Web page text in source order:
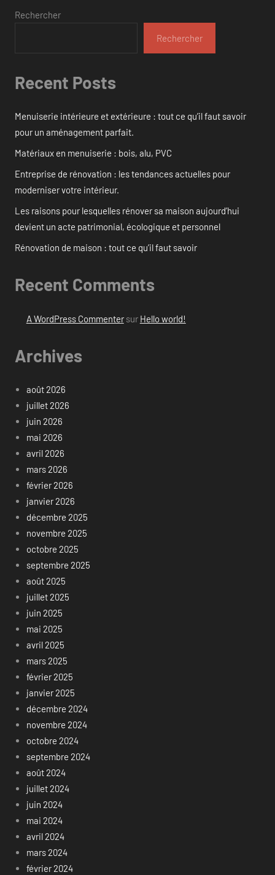
Rechercher
Rechercher
Recent Posts
Menuiserie intérieure et extérieure : tout ce qu’il faut savoir
pour un aménagement parfait.
Matériaux en menuiserie : bois, alu, PVC
Entreprise de rénovation : les tendances actuelles pour
moderniser votre intérieur.
Les raisons pour lesquelles rénover sa maison aujourd’hui
devient un acte patrimonial, écologique et personnel
Rénovation de maison : tout ce qu’il faut savoir
Recent Comments
A WordPress Commentersur Hello world!
Archives
août 2026
juillet 2026
juin 2026
mai 2026
avril 2026
mars 2026
février 2026
janvier 2026
décembre 2025
novembre 2025
octobre 2025
septembre 2025
août 2025
juillet 2025
juin 2025
mai 2025
avril 2025
mars 2025
février 2025
janvier 2025
décembre 2024
novembre 2024
octobre 2024
septembre 2024
août 2024
juillet 2024
juin 2024
mai 2024
avril 2024
mars 2024
février 2024